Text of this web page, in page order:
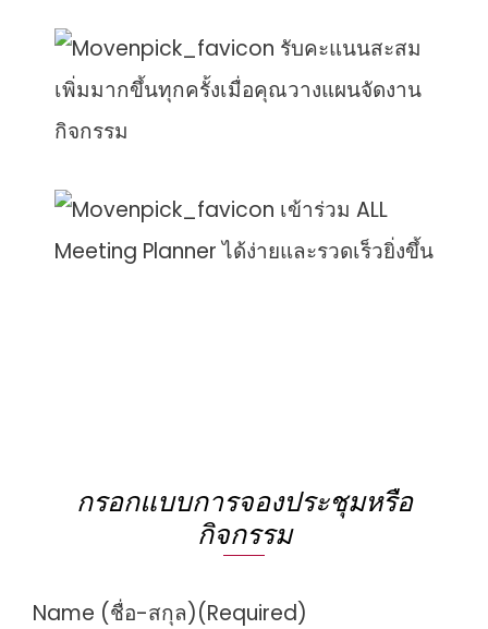
รับคะแนนสะสม
เพิ่มมากขึ้นทุกครั้งเมื่อคุณวางแผนจัดงาน
กิจกรรม
เข้าร่วม ALL
Meeting Planner ได้ง่ายและรวดเร็วยิ่งขึ้น
กรอกแบบการจองประชุมหรือ
กิจกรรม
Name (ชื่อ-สกุล)(Required)